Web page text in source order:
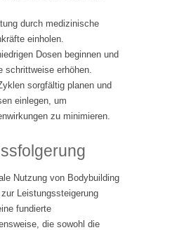
durch medizinische
einholen.
Dosen beginnen und
schrittweise erhöhen.
sorgfältig planen und
einlegen, um
zu minimieren.
Nutzung von Bodybuilding
Leistungssteigerung
fundierte
die sowohl die